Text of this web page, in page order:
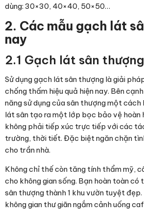
dùng: 30×30, 40×40, 50×50…
2. Các mẫu gạch lát
nay
2.1 Gạch lát sân thượng
Sử dụng gạch lát sân thượng là giải
chống thấm hiệu quả hiện nay. Bên
năng sử dụng của sân thượng một cách
lát sân tạo ra một lớp bọc bảo vệ hoàn
không phải tiếp xúc trực tiếp với các
trường, thời tiết. Đặc biệt ngăn chặn
cho trần nhà.
Không chỉ thế còn tăng tính thẩm mỹ,
cho không gian sống. Bạn hoàn toàn có
sân thượng thành 1 khu vườn tuyệt
không gian thư giãn ngắm cảnh uống